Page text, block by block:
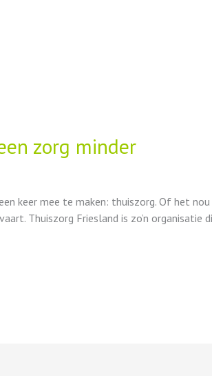
zorg minder
keer mee te maken: thuiszorg. Of het
Thuiszorg Friesland is zo’n